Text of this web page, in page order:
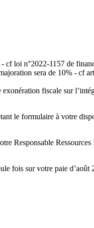
cf loi n°2022-1157 de
sera de 10% - cf
fiscale sur
le formulaire à votre
Responsable
fois sur votre paie d’août